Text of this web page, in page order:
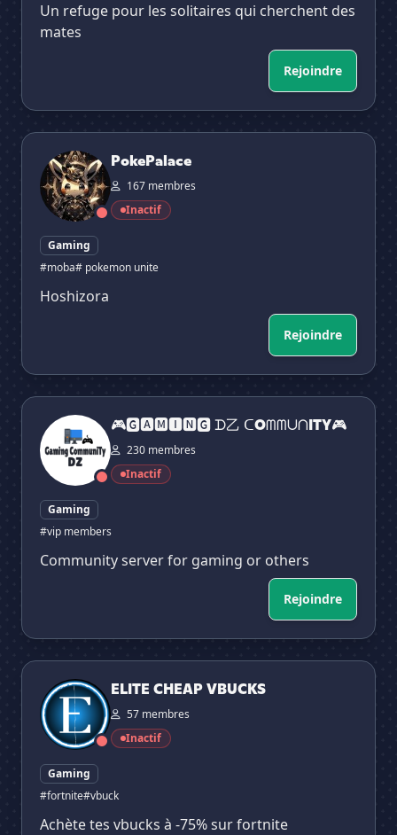
Un refuge pour les solitaires qui cherchent des
mates
Rejoindre
PokePalace
PokePalace
167 membres
Inactif
Gaming
#moba# pokemon unite
Hoshizora
Rejoindre
🎮🅶🅰🅼🅸🅽🅶 ᗪ乙 ᑕOᗰᗰᑌᑎITY🎮
🎮🅶🅰🅼🅸🅽🅶 ᗪ乙 ᑕOᗰᗰᑌᑎITY🎮
230 membres
Inactif
Gaming
#vip members
Community server for gaming or others
Rejoindre
ELITE CHEAP VBUCKS
ELITE CHEAP VBUCKS
57 membres
Inactif
Gaming
#fortnite#vbuck
Achète tes vbucks à -75% sur fortnite